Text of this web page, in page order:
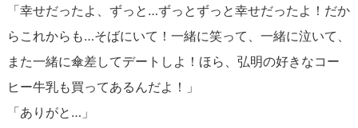
「幸せだったよ、ずっと…ずっとずっと幸せだったよ！だか
らこれからも…そばにいて！一緒に笑って、一緒に泣いて、
また一緒に傘差してデートしよ！ほら、弘明の好きなコー
ヒー牛乳も買ってあるんだよ！」
「ありがと…」